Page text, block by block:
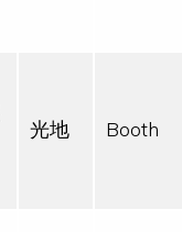
光地 Booth